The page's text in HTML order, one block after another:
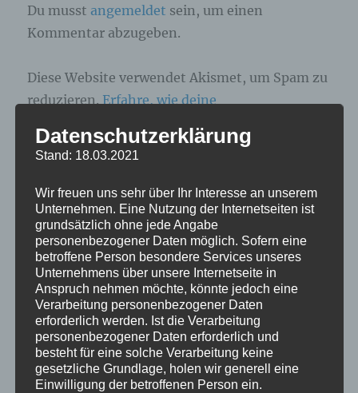
Du musst angemeldet sein, um einen
Kommentar abzugeben.
Diese Website verwendet Akismet, um Spam zu
reduzieren.Erfahre, wie deine
Beitragsnavigation
VERÖFFENTLICHT IN
IMG_6974_mL
Datenschutzerklärung
Stand: 18.03.2021
Wir freuen uns sehr über Ihr Interesse an unserem
Unternehmen. Eine Nutzung der Internetseiten ist
grundsätzlich ohne jede Angabe
personenbezogener Daten möglich. Sofern eine
betroffene Person besondere Services unseres
Unternehmens über unsere Internetseite in
Anspruch nehmen möchte, könnte jedoch eine
Verarbeitung personenbezogener Daten
erforderlich werden. Ist die Verarbeitung
personenbezogener Daten erforderlich und
besteht für eine solche Verarbeitung keine
gesetzliche Grundlage, holen wir generell eine
Einwilligung der betroffenen Person ein.